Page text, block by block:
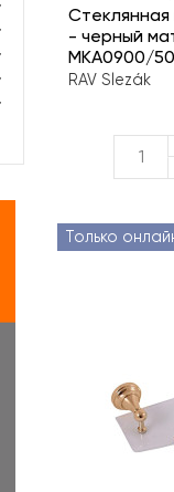
Стеклянная
- черный
MKA0900/
RAV Slezák
Только